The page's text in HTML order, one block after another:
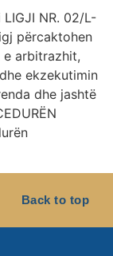
NR. 02/L-
përcaktohen
arbitrazhit,
ekzekutimin
dhe jashtë
Back to top